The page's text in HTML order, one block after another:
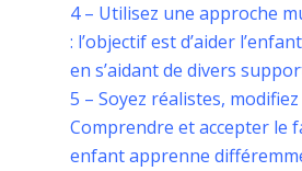
4 – Utilisez une approche
: l’objectif est d’aider
en s’aidant de divers
5 – Soyez réalistes,
Comprendre et accepter le
enfant apprenne